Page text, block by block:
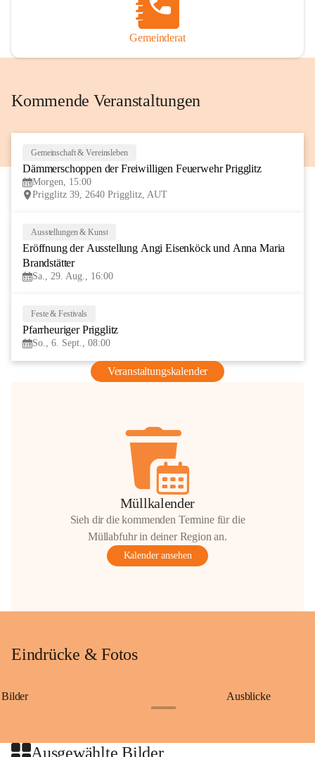
Gemeinderat
Kommende Veranstaltungen
Gemeinschaft & Vereinsleben
Dämmerschoppen der Freiwilligen Feuerwehr Prigglitz
Morgen, 15:00
Prigglitz 39, 2640 Prigglitz, AUT
AUG
Ausstellungen & Kunst
Eröffnung der Ausstellung Angi Eisenköck und Anna Maria
Brandstätter
Sa., 29. Aug., 16:00
Feste & Festivals
Pfarrheuriger Prigglitz
So., 6. Sept., 08:00
Veranstaltungskalender
Müllkalender
Sieh dir die kommenden Termine für die
Müllabfuhr in deiner Region an.
Kalender ansehen
Eindrücke & Fotos
Bilder Ausblicke
Ausgewählte Bilder